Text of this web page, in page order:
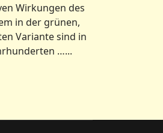
Wirkungen des
in der grünen,
Variante sind in
…...